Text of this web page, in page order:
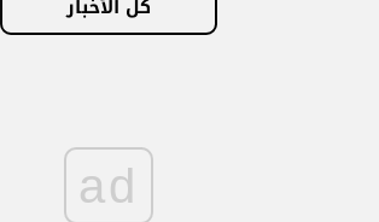
كل الأخبار
ad